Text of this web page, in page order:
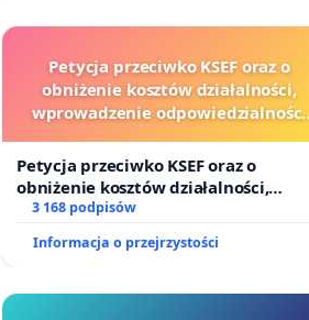
Petycja przeciwko KSEF oraz o
obniżenie kosztów działalności,
wprowadzenie odpowiedzialności
sędziów
Petycja przeciwko KSEF oraz o
obniżenie kosztów działalności,
wprowadzenie odpowiedzialności
sędziów
3 168 podpisów
Informacja o przejrzystości